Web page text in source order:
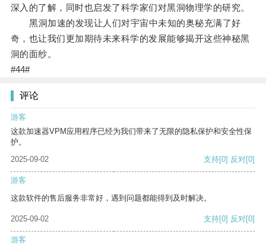
深入的了解，同时也启发了科学家们对黑洞物理学的研究。
黑洞加速的发现让人们对宇宙中未知的奥秘充满了好
奇，也让我们更加期待未来科学的发展能够揭开这些神秘黑
洞的面纱。
#44#
评论
游客
这款加速器VPM应用程序已经为我们带来了无限的隐私保护和安全性保
护。
2025-09-02
支持[0] 反对[0]
游客
这款软件的售后服务非常好，遇到问题都能得到及时解决。
2025-09-02 支持[0] 反对[0]
游客